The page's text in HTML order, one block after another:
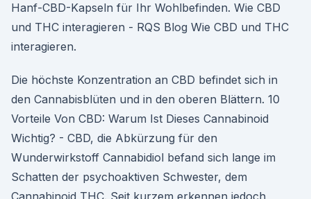
Hanf-CBD-Kapseln für Ihr Wohlbefinden. Wie CBD
und THC interagieren - RQS Blog Wie CBD und THC
interagieren.
Die höchste Konzentration an CBD befindet sich in
den Cannabisblüten und in den oberen Blättern. 10
Vorteile Von CBD: Warum Ist Dieses Cannabinoid
Wichtig? - CBD, die Abkürzung für den
Wunderwirkstoff Cannabidiol befand sich lange im
Schatten der psychoaktiven Schwester, dem
Cannabinoid THC. Seit kurzem erkennen jedoch